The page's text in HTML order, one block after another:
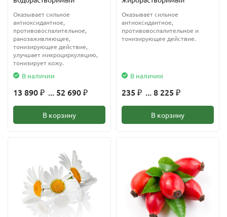
Оказывает сильное
антиоксидантное,
противовоспалительное,
ранозаживляющее,
тонизирующее действие,
улучшает микроциркуляцию,
тонизирует кожу.
В наличии
13 890 ₽ ... 52 690 ₽
В корзину
Оказывает сильное
антиоксидантное,
противовоспалительное и
тонизирующее действие.
В наличии
235 ₽ ... 8 225 ₽
В корзину